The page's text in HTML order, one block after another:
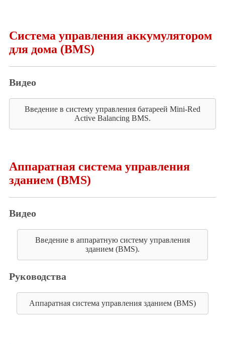
Система управления аккумулятором
для дома (BMS)
Видео
Введение в систему управления батареей Mini-Red
Active Balancing BMS.
Аппаратная система управления
зданием (BMS)
Видео
Введение в аппаратную систему управления
зданием (BMS).
Руководства
Аппаратная система управления зданием (BMS)